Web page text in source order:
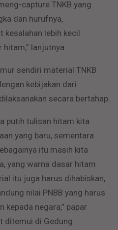
capture TNKB yang
dan hurufnya,
kesalahan lebih kecil
lanjutnya.
sendiri material TNKB
kebijakan dari
secara bertahap.
putih tulisan hitam kita
yang baru, sementara
itu masih kita
yang warna dasar hitam
itu juga harus dihabiskan,
nilai PNBB yang harus
kepada negara,” papar
ditemui di Gedung